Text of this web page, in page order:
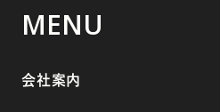
MENU
会社案内